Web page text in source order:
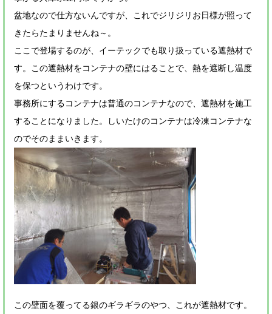
盆地なので仕方ないんですが、これでジリジリお日様が照って
きたらたまりませんね～。
ここで登場するのが、イーテックでも取り扱っている遮熱材で
す。この遮熱材をコンテナの壁にはることで、熱を遮断し温度
を保つというわけです。
事務所にするコンテナは普通のコンテナなので、遮熱材を施工
することになりました。しいたけのコンテナは冷凍コンテナな
のでそのままいきます。
この壁面を覆ってる銀のギラギラのやつ、これが遮熱材です。